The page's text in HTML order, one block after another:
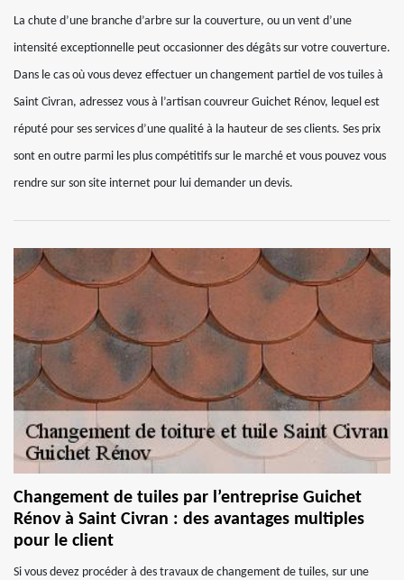
La chute d’une branche d’arbre sur la couverture, ou un vent d’une
intensité exceptionnelle peut occasionner des dégâts sur votre couverture.
Dans le cas où vous devez effectuer un changement partiel de vos tuiles à
Saint Civran, adressez vous à l’artisan couvreur Guichet Rénov, lequel est
réputé pour ses services d’une qualité à la hauteur de ses clients. Ses prix
sont en outre parmi les plus compétitifs sur le marché et vous pouvez vous
rendre sur son site internet pour lui demander un devis.
Changement de tuiles par l’entreprise Guichet
Rénov à Saint Civran : des avantages multiples
pour le client
Si vous devez procéder à des travaux de changement de tuiles, sur une